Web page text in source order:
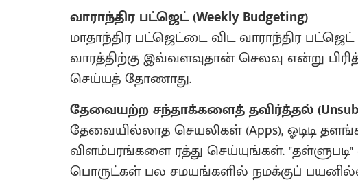
வாராந்திர பட்ஜெட் (Weekly Budgeting)
​மாதாந்திர பட்ஜெட்டை விட வாராந்திர பட்ஜெட்
வாரத்திற்கு இவ்வளவுதான் செலவு என்று
செய்யத் தோணாது.
தேவையற்ற சந்தாக்களைத் தவிர்த்தல்
​தேவையில்லாத செயலிகள் (Apps), ஓடிடி
விளம்பரங்களை ரத்து செய்யுங்கள்.
பொருட்கள் பல சமயங்களில் நமக்குப்